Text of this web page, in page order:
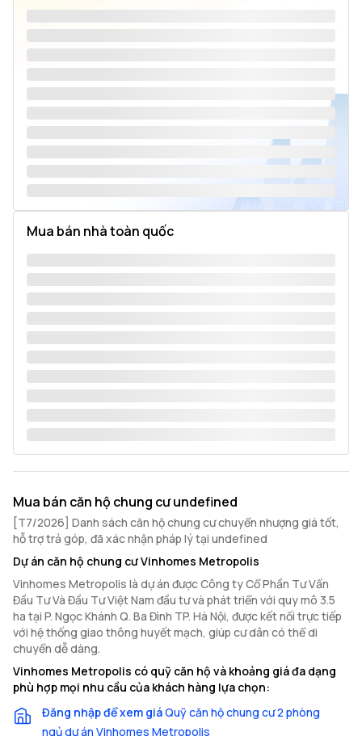
Mua bán nhà toàn quốc
Mua bán căn hộ chung cư undefined
[T7/2026] Danh sách căn hộ chung cư chuyển nhượng giá tốt,
hỗ trợ trả góp, đã xác nhận pháp lý tại undefined
Dự án căn hộ chung cư Vinhomes Metropolis
Vinhomes Metropolis là dự án được Công ty Cổ Phần Tư Vấn
Đầu Tư Và Đầu Tư Việt Nam đầu tư và phát triển với quy mô 3.5
ha tại P. Ngọc Khánh Q. Ba Đình TP. Hà Nội, được kết nối trực tiếp
với hệ thống giao thông huyết mạch, giúp cư dân có thể di
chuyển dễ dàng.
Vinhomes Metropolis có quỹ căn hộ và khoảng giá đa dạng
phù hợp mọi nhu cầu của khách hàng lựa chọn:
Đăng nhập để xem giáQuỹ căn hộ chung cư 2 phòng
ngủ dự án Vinhomes Metropolis